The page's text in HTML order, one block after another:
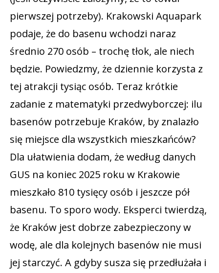
pierwszej potrzeby). Krakowski Aquapark
podaje, że do basenu wchodzi naraz
średnio 270 osób – trochę tłok, ale niech
będzie. Powiedzmy, że dziennie korzysta z
tej atrakcji tysiąc osób. Teraz krótkie
zadanie z matematyki przedwyborczej: ilu
basenów potrzebuje Kraków, by znalazło
się miejsce dla wszystkich mieszkańców?
Dla ułatwienia dodam, że według danych
GUS na koniec 2025 roku w Krakowie
mieszkało 810 tysięcy osób i jeszcze pół
basenu. To sporo wody. Eksperci twierdzą,
że Kraków jest dobrze zabezpieczony w
wodę, ale dla kolejnych basenów nie musi
jej starczyć. A gdyby susza się przedłużała i